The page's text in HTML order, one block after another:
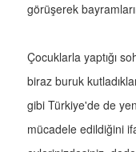
görüşerek
Çocuklarla yaptığı
biraz buruk
gibi Türkiye'de de
mücadele edildiğini